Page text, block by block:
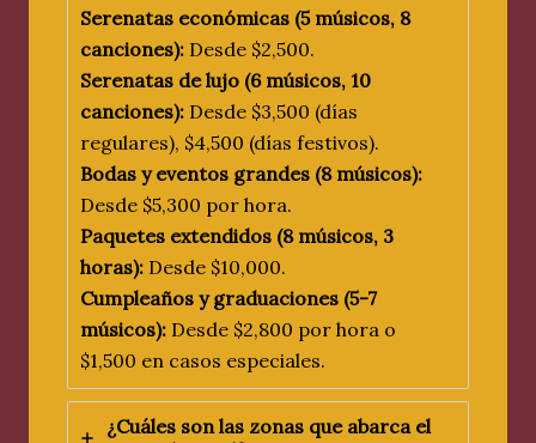
Serenatas económicas (5 músicos, 8
canciones): Desde $2,500.
Serenatas de lujo (6 músicos, 10
canciones): Desde $3,500 (días
regulares), $4,500 (días festivos).
Bodas y eventos grandes (8 músicos):
Desde $5,300 por hora.
Paquetes extendidos (8 músicos, 3
horas): Desde $10,000.
Cumpleaños y graduaciones (5-7
músicos): Desde $2,800 por hora o
$1,500 en casos especiales.
¿Cuáles son las zonas que abarca el